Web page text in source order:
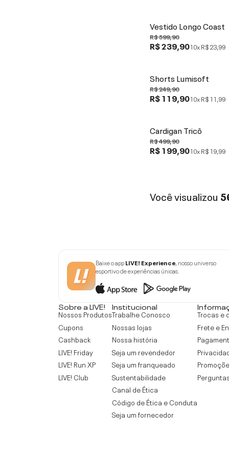
Vestido Longo Coast
R$ 599,90
R$ 239,9010xR$ 23,99
Shorts Lumisoft
R$ 249,90
R$ 119,9010xR$ 11,99
Cardigan Tricô
R$ 499,90
R$ 199,9010xR$ 19,99
Você visualizou
Baixe o appLIVE! Experience, nosso universo
esportivo de experiências únicas.
Sobre a LIVE!
Nossos Produtos
Cupons
Cashback
LIVE! Friday
LIVE! Run XP
LIVE! Club
Institucional
Trabalhe Conosco
Nossas lojas
Nossa história
Seja um revendedor
Seja um franqueado
Sustentabilidade
Canal de Ética
Código de Ética e Conduta
Seja um fornecedor
Trocas e
Frete e